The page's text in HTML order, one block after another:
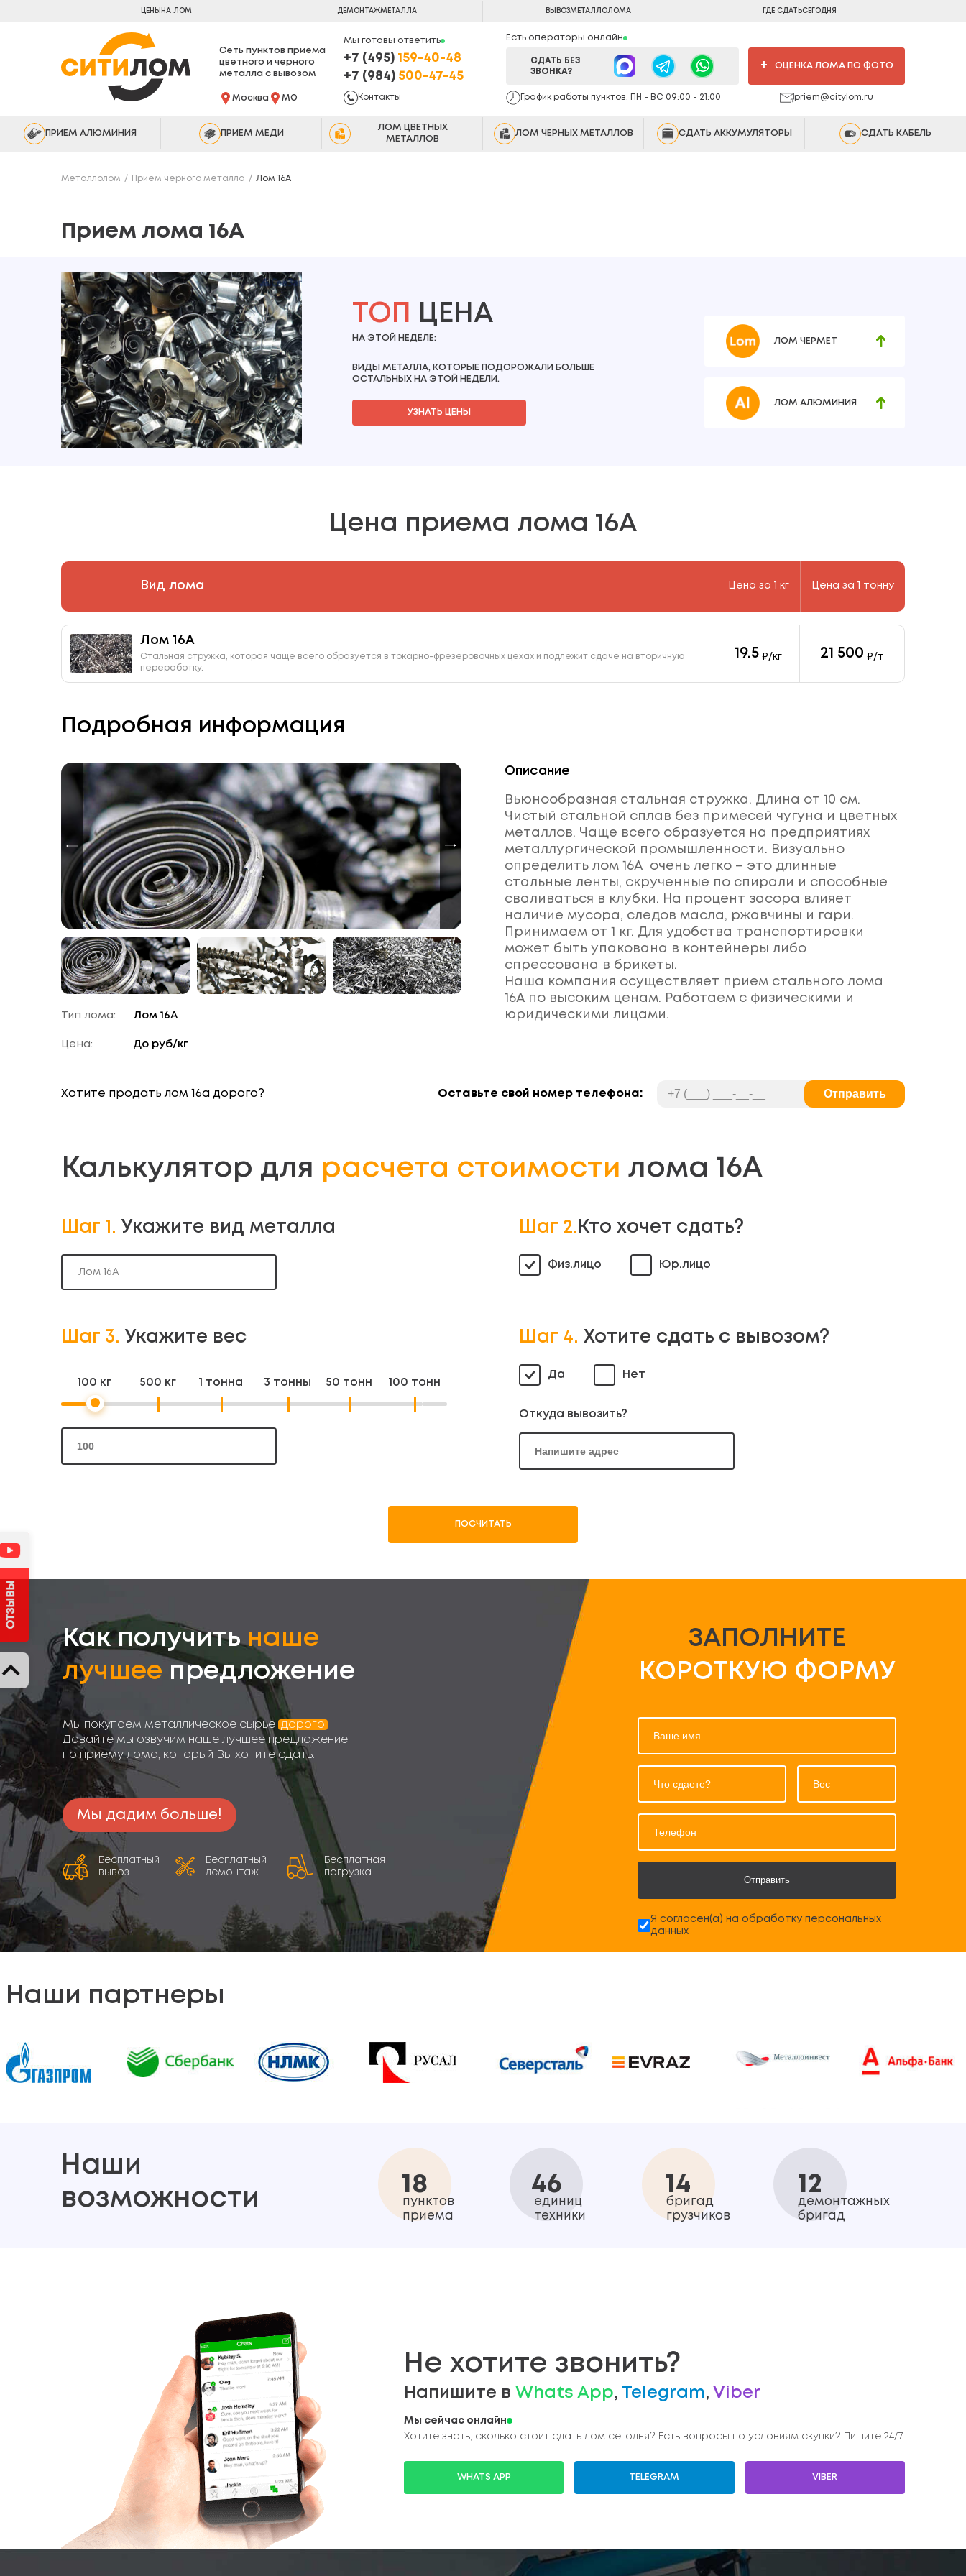
ЦЕНЫ НА ЛОМ ДЕМОНТАЖМЕТАЛЛА ВЫВОЗМЕТАЛЛОЛОМА ГДЕ СДАТЬСЕГОДНЯ
Сеть пунктов приема
цветного и черного
металла с вывозом
Москва МО
Мы готовы ответить
+7 (495) 159-40-48
+7 (984) 500-47-45
Контакты
Есть операторы онлайн
СДАТЬ БЕЗ
ЗВОНКА?
График работы пунктов: ПН - ВС 09:00 - 21:00
+ ОЦЕНКА ЛОМА ПО ФОТО
priem@citylom.ru
ПРИЕМ АЛЮМИНИЯ ПРИЕМ МЕДИ
ЛОМ ЦВЕТНЫХ
МЕТАЛЛОВ
ЛОМ ЧЕРНЫХ МЕТАЛЛОВ СДАТЬ АККУМУЛЯТОРЫ СДАТЬ КАБЕЛЬ
Металлолом Прием черного металла Лом 16А
Прием лома 16А
ТОП ЦЕНА
НА ЭТОЙ НЕДЕЛЕ:
ВИДЫ МЕТАЛЛА, КОТОРЫЕ ПОДОРОЖАЛИ БОЛЬШЕ
ОСТАЛЬНЫХ НА ЭТОЙ НЕДЕЛИ.
УЗНАТЬ ЦЕНЫ
ЛОМ ЧЕРМЕТ
ЛОМ АЛЮМИНИЯ
Цена приема лома 16А
Вид лома Цена за 1 кг Цена за 1 тонну
Лом 16А
Стальная стружка, которая чаще всего образуется в токарно-фрезеровочных цехах и подлежит сдаче на вторичную
переработку.
19.5 ₽/кг 21 500 ₽/т
Подробная информация
Тип лома: Лом 16А
Цена: До руб/кг
Описание
Вьюнообразная стальная стружка. Длина от 10 см.
Чистый стальной сплав без примесей чугуна и цветных
металлов. Чаще всего образуется на предприятиях
металлургической промышленности. Визуально
определить лом 16А очень легко – это длинные
стальные ленты, скрученные по спирали и способные
сваливаться в клубки. На процент засора влияет
наличие мусора, следов масла, ржавчины и гари.
Принимаем от 1 кг. Для удобства транспортировки
может быть упакована в контейнеры либо
спрессована в брикеты.
Наша компания осуществляет прием стального лома
16А по высоким ценам. Работаем с физическими и
юридическими лицами.
Хотите продатьлом 16а дорого? Оставьте свой номер телефона: Отправить
Калькулятор для расчета стоимости лома 16А
Шаг 1. Укажите вид металла
Лом 16А
Шаг 2. Кто хочет сдать?
Физ.лицо Юр.лицо
Шаг 3. Укажите вес
100 кг 500 кг 1 тонна 3 тонны 50 тонн 100 тонн
Шаг 4. Хотите сдать с вывозом?
Да Нет
Откуда вывозить?
ПОСЧИТАТЬ
Как получитьнаше
лучшее предложение
Мы покупаем металлическое сырье дорого
Давайте мы озвучим наше лучшее предложение
по приему лома, который Вы хотите сдать.
Мы дадим больше!
Бесплатный
вывоз
Бесплатный
демонтаж
Бесплатная
погрузка
ЗАПОЛНИТЕ
КОРОТКУЮ ФОРМУ
Отправить
Я согласен(а) на обработку персональных
данных
Наши партнеры
Наши
возможности
18
пунктов
приема
46
единиц
техники
14
бригад
грузчиков
12
демонтажных
бригад
Не хотите звонить?
Напишите в Whats App, Telegram, Viber
Мы сейчас онлайн
Хотите знать, сколько стоит сдать лом сегодня? Есть вопросы по условиям скупки? Пишите 24/7.
WHATS APP TELEGRAM VIBER